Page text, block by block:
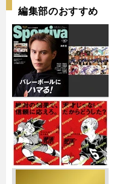
編集部のおすすめ